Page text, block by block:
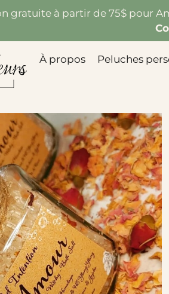
gratuite à partir de 75$ pour
À propos Peluches